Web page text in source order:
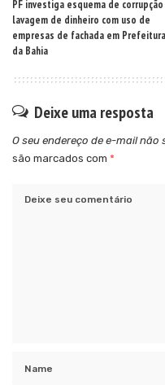
PF investiga esquema de
lavagem de dinheiro com uso de
empresas de fachada em Prefeitura
da Bahia
Deixe uma resposta
O seu endereço de e-mail não
são marcados com *